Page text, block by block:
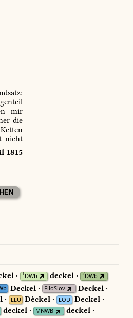
mir
die
nicht
1815
· 1DWb deckel · 2DWb
Deckel · FiloSlov Deckel ·
· LLU Dèckel · LOD Deckel ·
deckel · MNWB deckel ·